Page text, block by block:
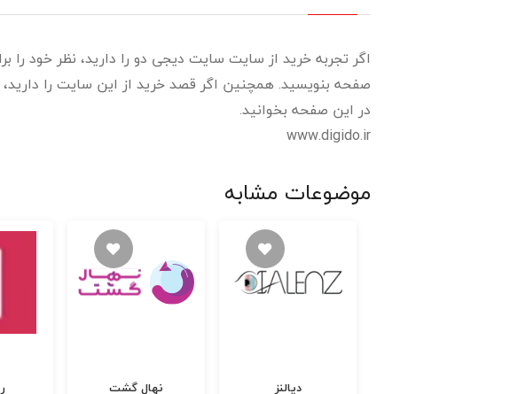
اگر تجربه خرید از سایت سایت دیجی دو را دارید، نظر خود را
صفحه بنویسید. همچنین اگر قصد خرید از این سایت را دارید،
در این صفحه بخوانید.
www.digido.ir
موضوعات مشابه
نهال گشت دیالنز